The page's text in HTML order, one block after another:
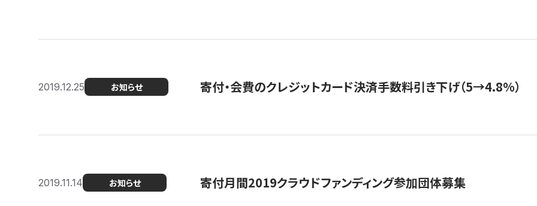
2019.12.25 お知らせ 寄付・会費のクレジットカード決済手数料引き下げ（5→4.8%）
2019.11.14 お知らせ 寄付月間2019クラウドファンディング参加団体募集